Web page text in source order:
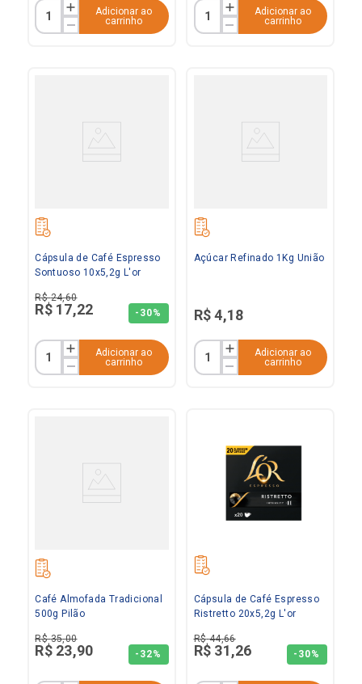
Adicionar ao
carrinho
Adicionar ao
carrinho
Cápsula de Café Espresso
Sontuoso 10x5,2g L'or
R$ 24,60
R$ 17,22 - 30%
Adicionar ao
carrinho
Açúcar Refinado 1Kg União
R$ 4,18
Adicionar ao
carrinho
Café Almofada Tradicional
500g Pilão
R$ 35,00
R$ 23,90 - 32%
Cápsula de Café Espresso
Ristretto 20x5,2g L'or
R$ 44,66
R$ 31,26 - 30%